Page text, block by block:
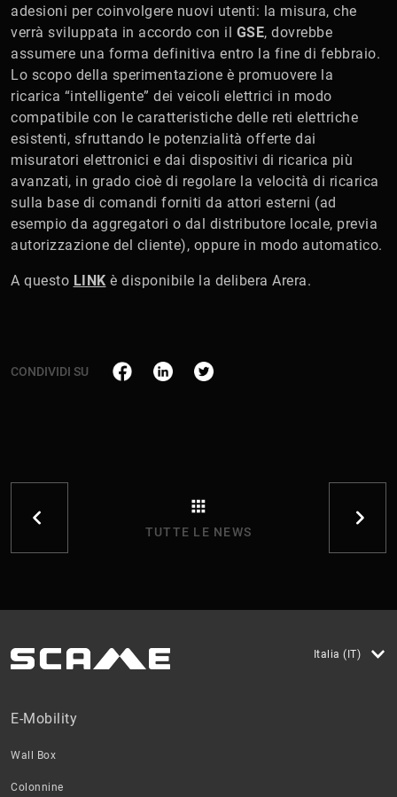
adesioni per coinvolgere nuovi utenti: la misura, che
verrà sviluppata in accordo con il GSE, dovrebbe
assumere una forma definitiva entro la fine di febbraio.
Lo scopo della sperimentazione è promuovere la
ricarica “intelligente” dei veicoli elettrici in modo
compatibile con le caratteristiche delle reti elettriche
esistenti, sfruttando le potenzialità offerte dai
misuratori elettronici e dai dispositivi di ricarica più
avanzati, in grado cioè di regolare la velocità di ricarica
sulla base di comandi forniti da attori esterni (ad
esempio da aggregatori o dal distributore locale, previa
autorizzazione del cliente), oppure in modo automatico.
A questo LINK è disponibile la delibera Arera.
CONDIVIDI SU
TUTTE LE NEWS
Italia (IT)
E-Mobility
Wall Box
Colonnine